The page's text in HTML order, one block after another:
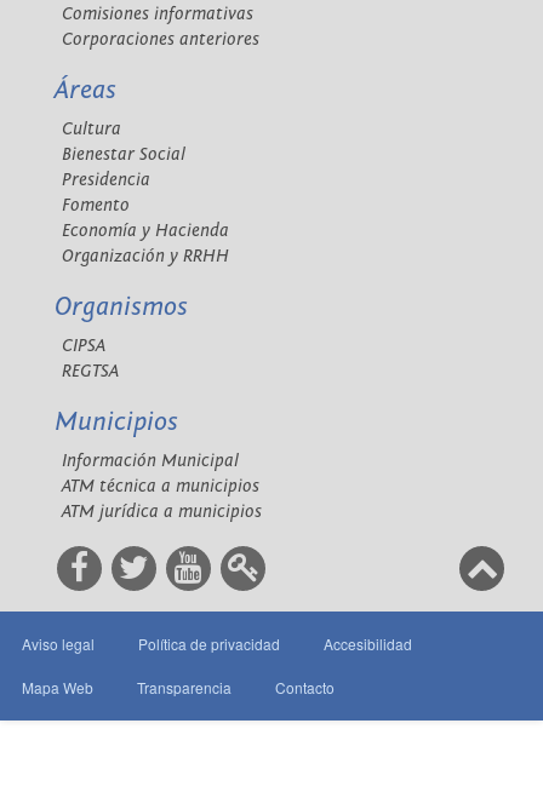
Comisiones informativas
Corporaciones anteriores
Áreas
Cultura
Bienestar Social
Presidencia
Fomento
Economía y Hacienda
Organización y RRHH
Organismos
CIPSA
REGTSA
Municipios
Información Municipal
ATM técnica a municipios
ATM jurídica a municipios
Aviso legal Política de privacidad Accesibilidad
Mapa Web Transparencia Contacto